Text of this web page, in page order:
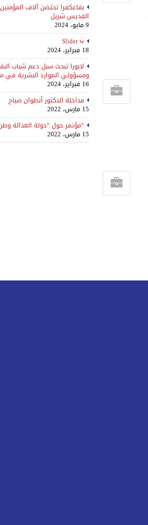
بقاعكفرا تحتضن آلاف
القديس شربل
9 مايو، 2024
Slider w
18 فبراير، 2024
لابورا تبحث سبل دعم شباب
ومسؤولي الموارد البشرية في
16 فبراير، 2024
مداخلة الدكتور أنطوان صياح
15 مارس، 2022
“مؤتمر حول “دولة العدالة
15 مارس، 2022